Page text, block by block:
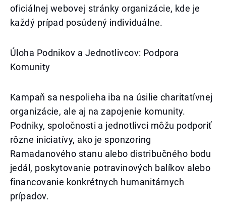
oficiálnej webovej stránky organizácie, kde je
každý prípad posúdený individuálne.
Úloha Podnikov a Jednotlivcov: Podpora
Komunity
Kampaň sa nespolieha iba na úsilie charitatívnej
organizácie, ale aj na zapojenie komunity.
Podniky, spoločnosti a jednotlivci môžu podporiť
rôzne iniciatívy, ako je sponzoring
Ramadanového stanu alebo distribučného bodu
jedál, poskytovanie potravinových balíkov alebo
financovanie konkrétnych humanitárnych
prípadov.